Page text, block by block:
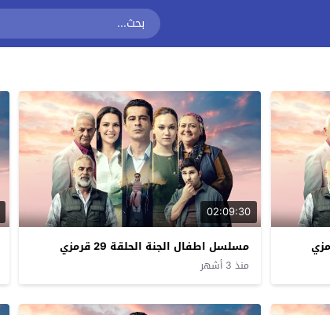
02:09:30
مسلسل اطفال الجنة الحلقة 29 قرمزي
منذ 3 أشهر